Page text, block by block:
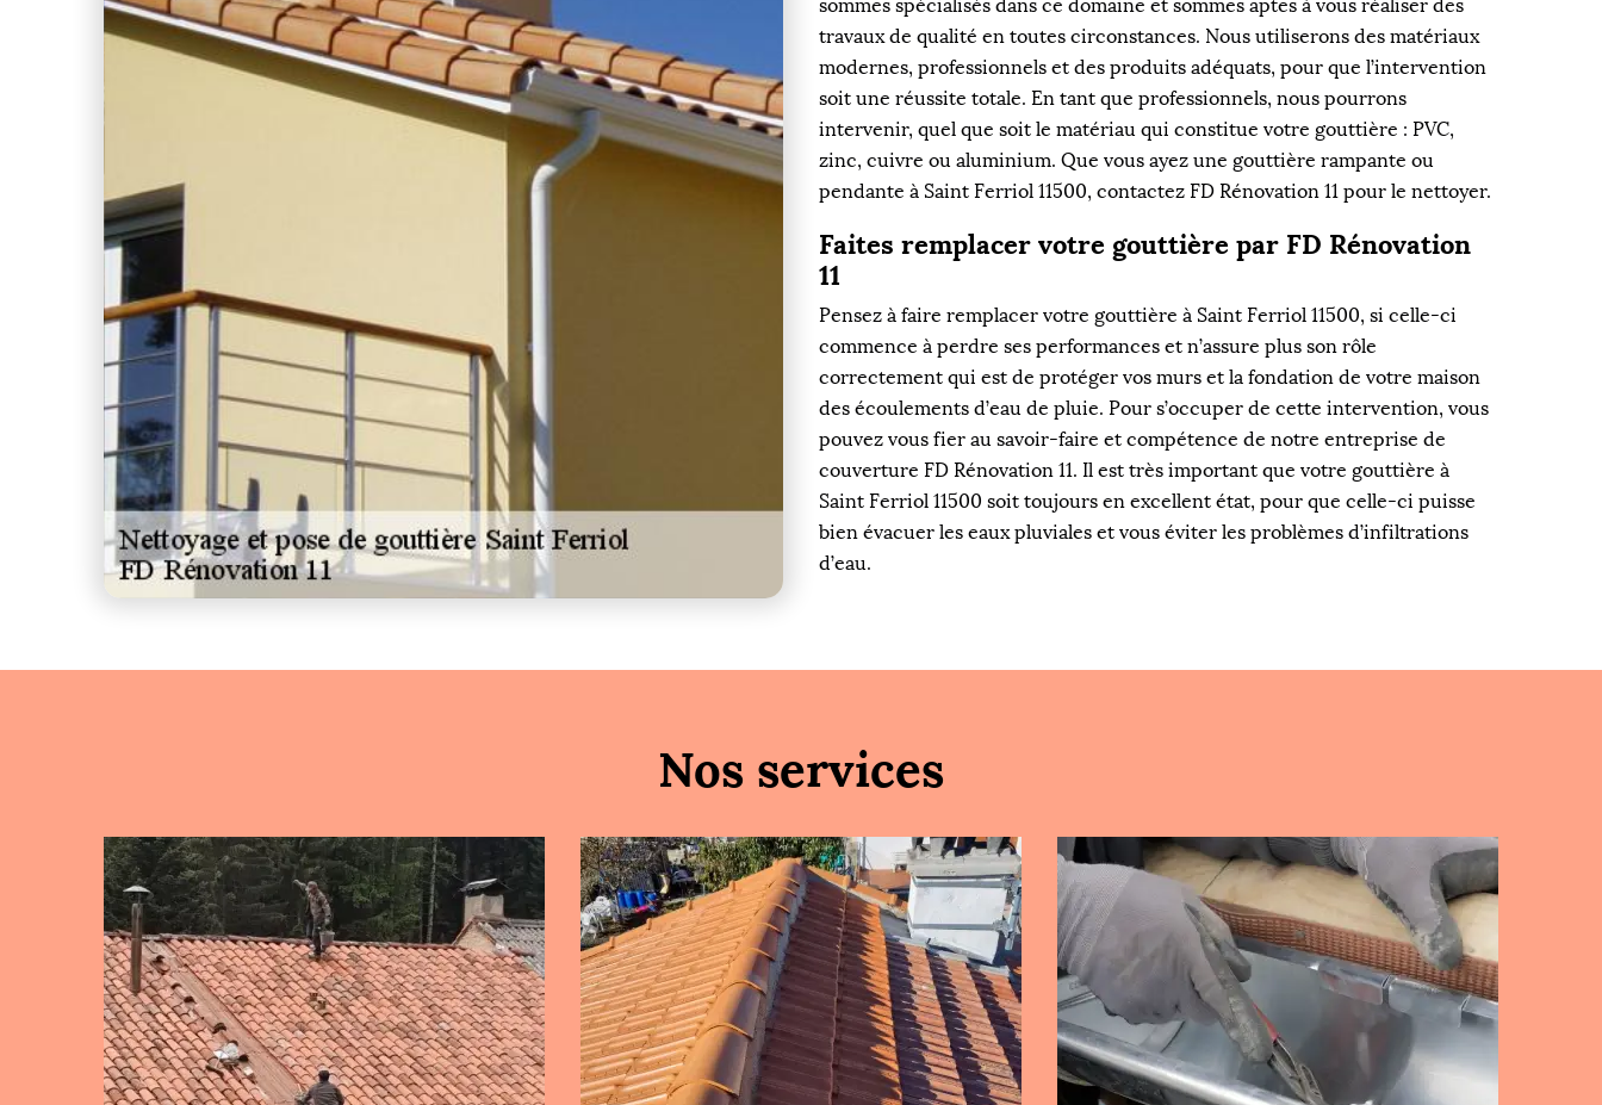
sommes spécialisés dans ce domaine et sommes aptes à vous réaliser des
travaux de qualité en toutes circonstances. Nous utiliserons des matériaux
modernes, professionnels et des produits adéquats, pour que l’intervention
soit une réussite totale. En tant que professionnels, nous pourrons
intervenir, quel que soit le matériau qui constitue votre gouttière : PVC,
zinc, cuivre ou aluminium. Que vous ayez une gouttière rampante ou
pendante à Saint Ferriol 11500, contactez FD Rénovation 11 pour le nettoyer.
Faites remplacer votre gouttière par FD Rénovation
11
Pensez à faire remplacer votre gouttière à Saint Ferriol 11500, si celle-ci
commence à perdre ses performances et n’assure plus son rôle
correctement qui est de protéger vos murs et la fondation de votre maison
des écoulements d’eau de pluie. Pour s’occuper de cette intervention, vous
pouvez vous fier au savoir-faire et compétence de notre entreprise de
couverture FD Rénovation 11. Il est très important que votre gouttière à
Saint Ferriol 11500 soit toujours en excellent état, pour que celle-ci puisse
bien évacuer les eaux pluviales et vous éviter les problèmes d’infiltrations
d’eau.
Nos services